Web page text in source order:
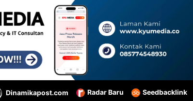
Dinamikapost.com Radar Baru Seedbacklink